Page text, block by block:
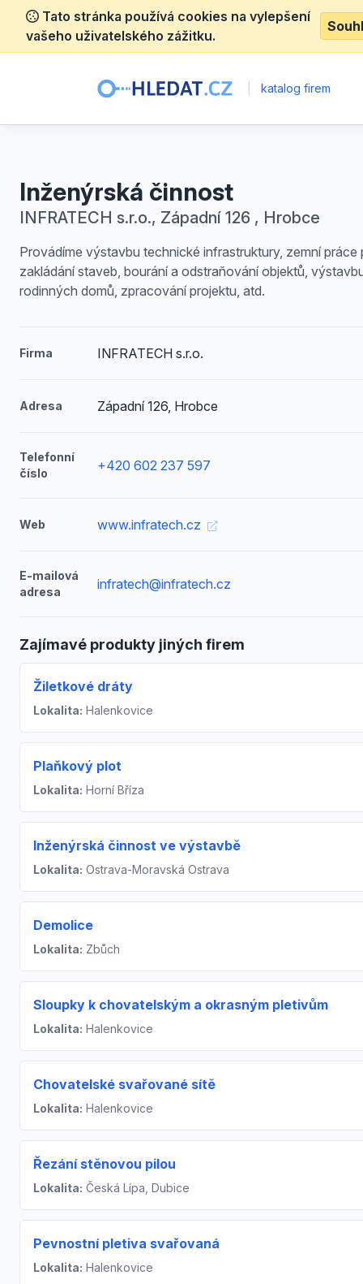
Tato stránka používá cookies na vylepšení
vašeho uživatelského zážitku.
katalog firem
Inženýrská činnost
INFRATECH s.r.o., Západní 126 , Hrobce
Provádíme výstavbu technické infrastruktury, zemní práce
zakládání staveb, bourání a odstraňování objektů,
rodinných domů, zpracování projektu, atd.
Firma INFRATECH s.r.o.
Adresa Západní 126, Hrobce
Telefonní
číslo
+420 602 237 597
Web www.infratech.cz
E-mailová
adresa
infratech@infratech.cz
Zajímavé produkty jiných firem
Žiletkové dráty
Lokalita: Halenkovice
Plaňkový plot
Lokalita: Horní Bříza
Inženýrská činnost ve výstavbě
Lokalita: Ostrava-Moravská Ostrava
Demolice
Lokalita: Zbůch
Sloupky k chovatelským a okrasným pletivům
Lokalita: Halenkovice
Chovatelské svařované sítě
Lokalita: Halenkovice
Řezání stěnovou pilou
Lokalita: Česká Lípa, Dubice
Pevnostní pletiva svařovaná
Lokalita: Halenkovice